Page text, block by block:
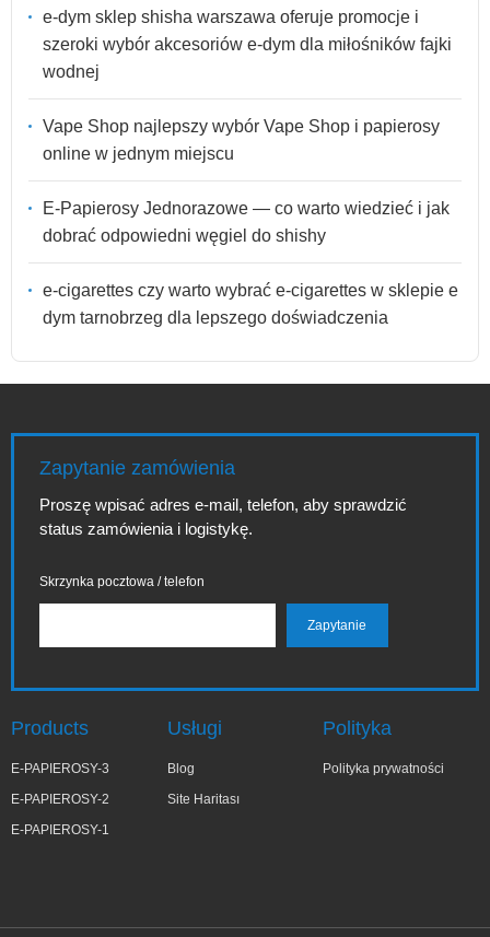
e-dym sklep shisha warszawa oferuje promocje i
szeroki wybór akcesoriów e-dym dla miłośników fajki
wodnej
Vape Shop najlepszy wybór Vape Shop i papierosy
online w jednym miejscu
E-Papierosy Jednorazowe — co warto wiedzieć i jak
dobrać odpowiedni węgiel do shishy
e-cigarettes czy warto wybrać e-cigarettes w sklepie e
dym tarnobrzeg dla lepszego doświadczenia
Zapytanie zamówienia
Proszę wpisać adres e-mail, telefon, aby sprawdzić
status zamówienia i logistykę.
Skrzynka pocztowa / telefon
Products
E-PAPIEROSY-3
E-PAPIEROSY-2
E-PAPIEROSY-1
Usługi
Blog
Site Haritası
Polityka
Polityka prywatności